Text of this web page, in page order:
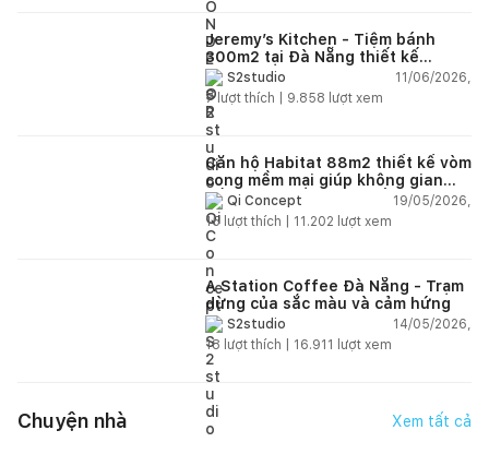
Jeremy’s Kitchen - Tiệm bánh
300m2 tại Đà Nẵng thiết kế
phong cách công nghiệp hiện đại
ngập tràn ánh sáng tự nhiên
S2studio
11/06/2026,
7lượt thích | 9.858 lượt xem
Căn hộ Habitat 88m2 thiết kế vòm
cong mềm mại giúp không gian
sống hiện đại trở nên ấm áp hơn
Qi Concept
19/05/2026,
15 lượt thích | 11.202 lượt xem
A Station Coffee Đà Nẵng - Trạm
dừng của sắc màu và cảm hứng
S2studio
14/05/2026,
18 lượt thích | 16.911 lượt xem
Chuyện nhà Xem tất cả